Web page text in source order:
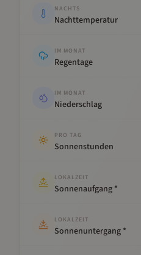
NACHTS
Nachttemperatur
IM MONAT
Regentage
IM MONAT
Niederschlag
PRO TAG
Sonnenstunden
LOKALZEIT
Sonnenaufgang *
LOKALZEIT
Sonnenuntergang *